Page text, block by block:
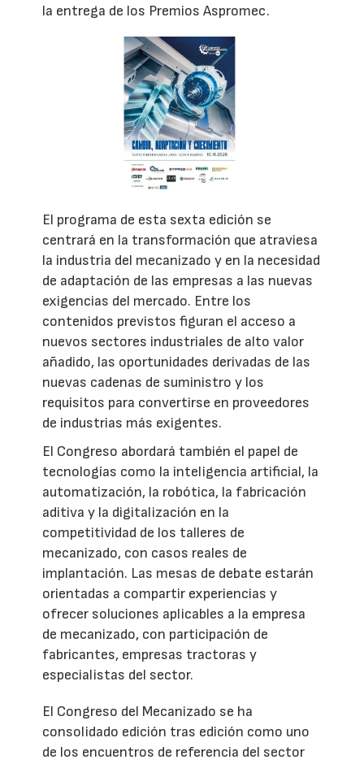
la entrega de los Premios Aspromec.
El programa de esta sexta edición se
centrará en la transformación que atraviesa
la industria del mecanizado y en la necesidad
de adaptación de las empresas a las nuevas
exigencias del mercado. Entre los
contenidos previstos figuran el acceso a
nuevos sectores industriales de alto valor
añadido, las oportunidades derivadas de las
nuevas cadenas de suministro y los
requisitos para convertirse en proveedores
de industrias más exigentes.
El Congreso abordará también el papel de
tecnologías como la inteligencia artificial, la
automatización, la robótica, la fabricación
aditiva y la digitalización en la
competitividad de los talleres de
mecanizado, con casos reales de
implantación. Las mesas de debate estarán
orientadas a compartir experiencias y
ofrecer soluciones aplicables a la empresa
de mecanizado, con participación de
fabricantes, empresas tractoras y
especialistas del sector.
El Congreso del Mecanizado se ha
consolidado edición tras edición como uno
de los encuentros de referencia del sector